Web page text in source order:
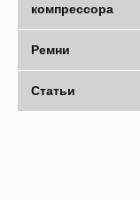
компрессора
Ремни
Статьи